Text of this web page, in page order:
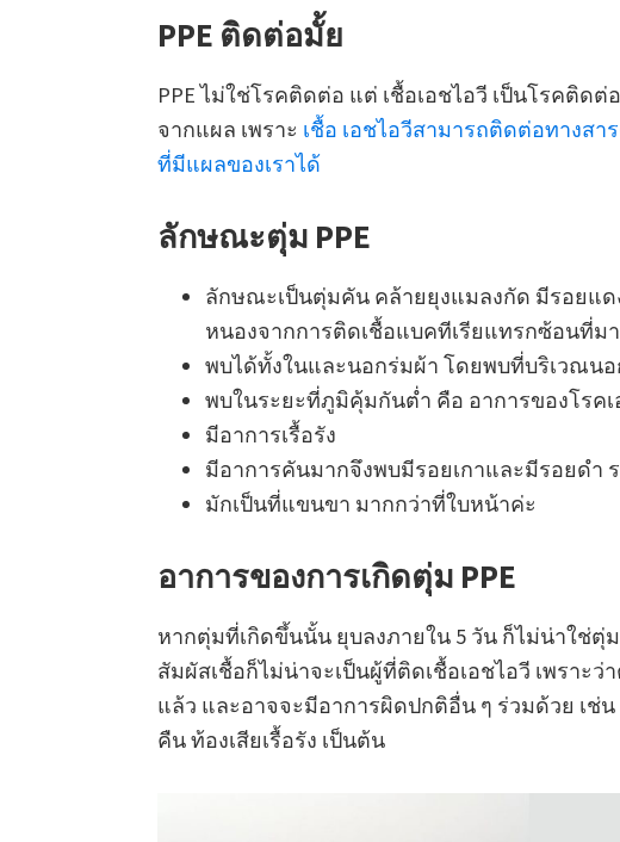
PPE ติดต่อมั้ย
PPE ไม่ใช่โรคติดต่อ แต่ เชื้อเอชไอวี เป็นโรคติด
จากแผล เพราะ เชื้อ เอชไอวีสามารถติดต่อทางสา
ที่มีแผลของเราได้
ลักษณะตุ่ม PPE
ลักษณะเป็นตุ่มคัน คล้ายยุงแมลงกัด มีรอยแด
หนองจากการติดเชื้อแบคทีเรียแทรกซ้อนที่มา
พบได้ทั้งในและนอกร่มผ้า โดยพบที่บริเวณน
พบในระยะที่ภูมิคุ้มกันต่ำ คือ อาการของโรค
มีอาการเรื้อรัง
มีอาการคันมากจึงพบมีรอยเกาและมีรอยดำ
มักเป็นที่แขนขา มากกว่าที่ใบหน้าค่ะ
อาการของการเกิดตุ่ม PPE
หากตุ่มที่เกิดขึ้นนั้น ยุบลงภายใน 5 วัน ก็ไม่น่าใช่ตุ่
สัมผัสเชื้อก็ไม่น่าจะเป็นผู้ที่ติดเชื้อเอชไอวี เพราะ
แล้ว และอาจจะมีอาการผิดปกติอื่น ๆ ร่วมด้วย เช่
คืน ท้องเสียเรื้อรัง เป็นต้น